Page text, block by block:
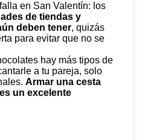
de tiendas y
deben tener, quizás
para evitar que no se
hay más tipos de
a tu pareja, solo
Armar una cesta
un excelente